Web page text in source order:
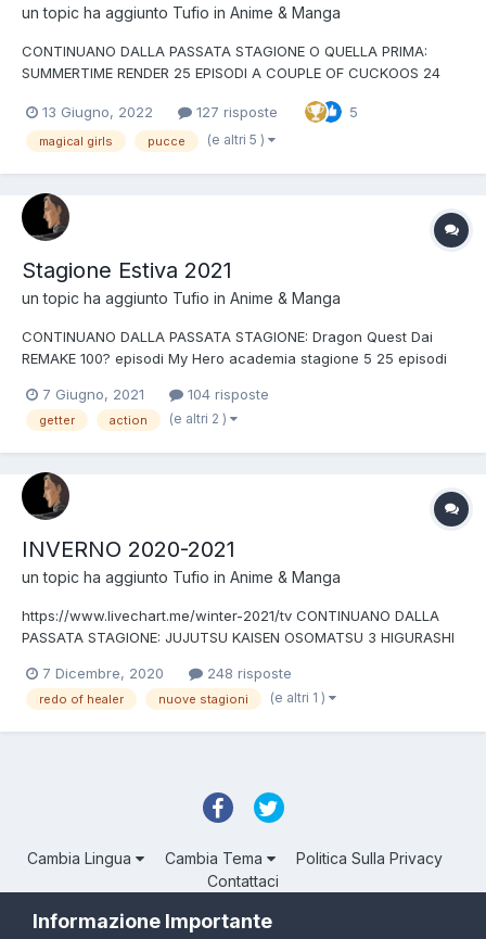
un topic ha aggiunto Tufio in Anime & Manga
CONTINUANO DALLA PASSATA STAGIONE O QUELLA PRIMA:
SUMMERTIME RENDER 25 EPISODI A COUPLE OF CUCKOOS 24
seconda parte prima stagione DRAGON QUEST REMAKE stagione
finale? digimon/precure/pokemon/onepiece/conan ecc tanti
13 Giugno, 2022 127 risposte 5
magical girls pucce (e altri 5 )
Stagione Estiva 2021
un topic ha aggiunto Tufio in Anime & Manga
CONTINUANO DALLA PASSATA STAGIONE: Dragon Quest Dai
REMAKE 100? episodi My Hero academia stagione 5 25 episodi
Iruma-kun seconda stagione 21 episodi Eden Zero 25 episodi
Blue Reflection Ray 24 episodi Kingdom terza stagio...
7 Giugno, 2021 104 risposte
getter action (e altri 2 )
INVERNO 2020-2021
un topic ha aggiunto Tufio in Anime & Manga
https://www.livechart.me/winter-2021/tv CONTINUANO DALLA
PASSATA STAGIONE: JUJUTSU KAISEN OSOMATSU 3 HIGURASHI
Slime Datta Ken (reincarnato come slime) SECONDA STAGIONE
Re:Zero SECONDA PARTE SECONDA STAGIONE Shingeki no K...
7 Dicembre, 2020 248 risposte
redo of healer nuove stagioni (e altri 1 )
Cambia Lingua Cambia Tema
Politica Sulla Privacy
Contattaci
Powered by Invision Community
Informazione Importante